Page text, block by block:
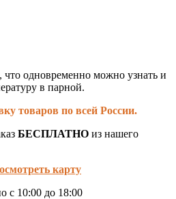
что одновременно можно узнать и
в парной.
товаров по всей России.
БЕСПЛАТНО из нашего
карту
с 10:00 до 18:00